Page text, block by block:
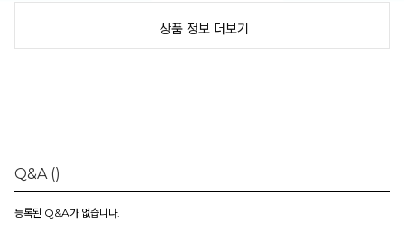
상품 정보 더보기
Q&A ()
등록된 Q&A가 없습니다.